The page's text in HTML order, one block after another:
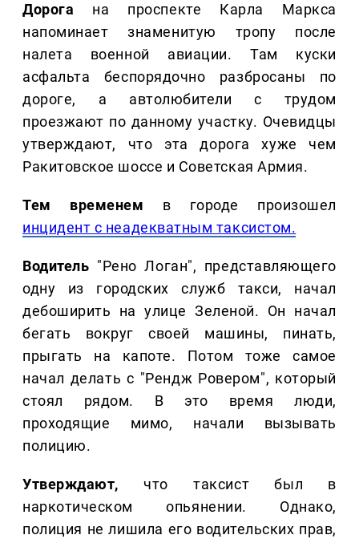
Дорога на проспекте Карла Маркса
напоминает знаменитую тропу после
налета военной авиации. Там куски
асфальта беспорядочно разбросаны по
дороге, а автолюбители с трудом
проезжают по данному участку. Очевидцы
утверждают, что эта дорога хуже чем
Ракитовское шоссе и Советская Армия.
Тем временем в городе произошел
инцидент с неадекватным таксистом.
Водитель "Рено Логан", представляющего
одну из городских служб такси, начал
дебоширить на улице Зеленой. Он начал
бегать вокруг своей машины, пинать,
прыгать на капоте. Потом тоже самое
начал делать с "Рендж Ровером", который
стоял рядом. В это время люди,
проходящие мимо, начали вызывать
полицию.
Утверждают,что таксист был в
наркотическом опьянении. Однако,
полиция не лишила его водительских прав,